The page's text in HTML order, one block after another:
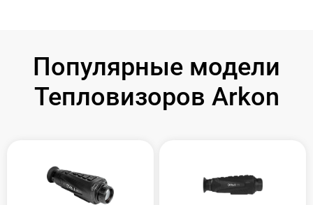
Популярные модели
Тепловизоров Arkon